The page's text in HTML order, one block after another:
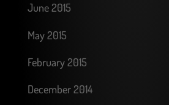
June 2015
May 2015
February 2015
December 2014